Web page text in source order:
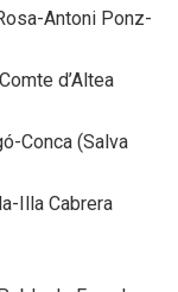
Antoni Ponz-
d’Altea
Conca (Salva
Illa Cabrera